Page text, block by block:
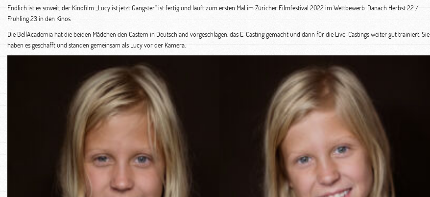
Endlich ist es soweit, der Kinofilm „Lucy ist jetzt Gangster“ ist fertig und läuft zum ersten Mal im Züricher Filmfestival 2022 im Wettbewerb. Danach Herbst 22 /
Frühling 23 in den Kinos
Die BellAcademia hat die beiden Mädchen den Castern in Deutschland vorgeschlagen, das E-Casting gemacht und dann für die Live-Castings weiter gut trainiert. Sie
haben es geschafft und standen gemeinsam als Lucy vor der Kamera.